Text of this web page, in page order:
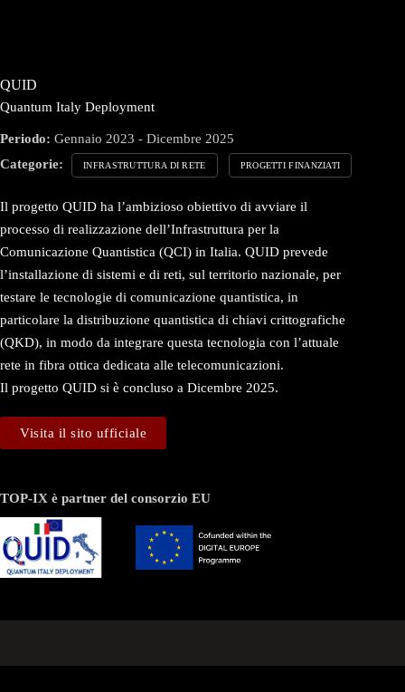
QUID
Quantum Italy Deployment
Periodo: Gennaio 2023 - Dicembre 2025
Categorie:
INFRASTRUTTURA DI RETE PROGETTI FINANZIATI
Il progetto QUID ha l’ambizioso obiettivo di avviare il
processo di realizzazione dell’Infrastruttura per la
Comunicazione Quantistica (QCI) in Italia. QUID prevede
l’installazione di sistemi e di reti, sul territorio nazionale, per
testare le tecnologie di comunicazione quantistica, in
particolare la distribuzione quantistica di chiavi crittografiche
(QKD), in modo da integrare questa tecnologia con l’attuale
rete in fibra ottica dedicata alle telecomunicazioni.
Il progetto QUID si è concluso a Dicembre 2025.
Visita il sito ufficiale
TOP-IX è partner del consorzio EU